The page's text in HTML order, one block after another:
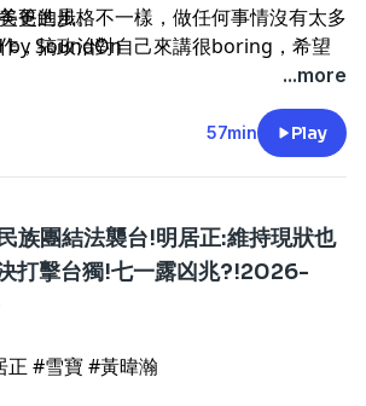
更進步。
爸的風格不一樣，做任何事情沒有太多
，搞政治對自己來講很boring，希望
樣的品牌，讓新竹縣更美好更進步。
bySoundOn
...more
57min Play
族團結法襲台!明居正:維持現狀也
打擊台獨!七一露凶兆?!2026-
#雪寶 #黃暐瀚